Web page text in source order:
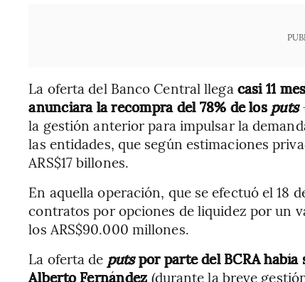
La oferta del Banco Central llega casi 11
anunciara la recompra del 78% de losputs
la gestión anterior para impulsar la
las entidades, que según estimaciones
ARS$17 billones.
En aquella operación, que se efectuó el 18
contratos por opciones de liquidez por un
los ARS$90.000 millones.
La oferta de putspor parte del BCRA
Alberto Fernández (durante la breve